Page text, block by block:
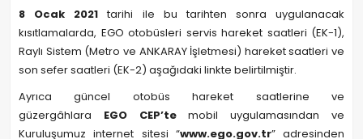
8 Ocak 2021 tarihi ile bu tarihten sonra uygulanacak
kısıtlamalarda, EGO otobüsleri servis hareket saatleri (EK-1),
Raylı Sistem (Metro ve ANKARAY İşletmesi) hareket saatleri ve
son sefer saatleri (EK-2) aşağıdaki linkte belirtilmiştir.
Ayrıca güncel otobüs hareket saatlerine ve
güzergâhlara EGO CEP’temobil uygulamasından ve
Kuruluşumuz internet sitesi “www.ego.gov.tr” adresinden